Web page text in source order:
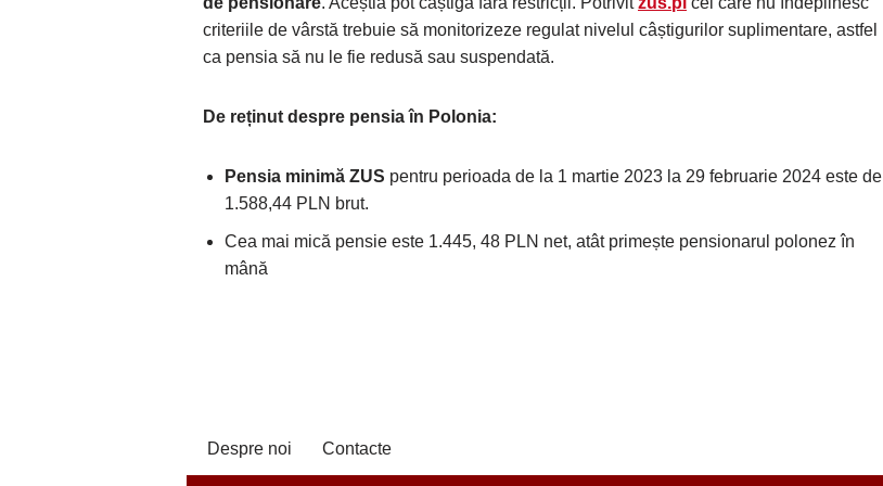
criteriile de vârstă trebuie să monitorizeze regulat nivelul câștigurilor suplimentare, astfel
ca pensia să nu le fie redusă sau suspendată.
De reținut despre pensia în Polonia:
Pensia minimă ZUS pentru perioada de la 1 martie 2023 la 29 februarie 2024 este de
1.588,44 PLN brut.
Cea mai mică pensie este 1.445, 48 PLN net, atât primește pensionarul polonez în
mână
Despre noi Contacte